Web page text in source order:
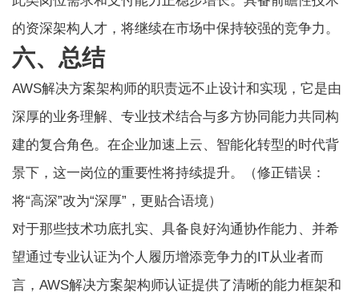
的资深架构人才，将继续在市场中保持较强的竞争力。
六、总结
AWS解决方案架构师的职责远不止设计和实现，它是由
深厚的业务理解、专业技术结合与多方协同能力共同构
建的复合角色。在企业加速上云、智能化转型的时代背
景下，这一岗位的重要性将持续提升。（修正错误：
将“高深”改为“深厚”，更贴合语境）
对于那些技术功底扎实、具备良好沟通协作能力、并希
望通过专业认证为个人履历增添竞争力的IT从业者而
言，AWS解决方案架构师认证提供了清晰的能力框架和